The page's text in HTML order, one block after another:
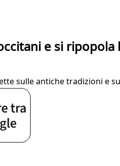
e si ripopola
sulle antiche tradizioni e